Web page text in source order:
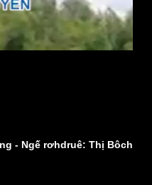
- Ngế rơhdruê: Thị Bôch